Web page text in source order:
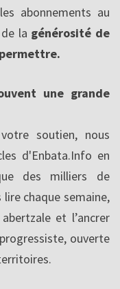
abonnements au
la générosité de
une grande
soutien, nous
d'Enbata.Info en
des milliers de
chaque semaine,
et l’ancrer
ouverte